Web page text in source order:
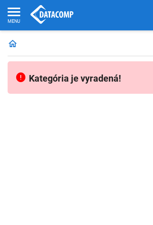
Kategória je vyradená!